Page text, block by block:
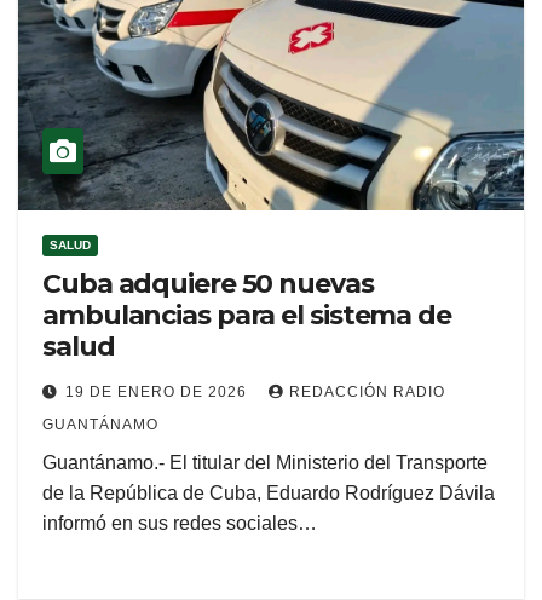
SALUD
Cuba adquiere 50 nuevas
ambulancias para el sistema de
salud
19 DE ENERO DE 2026
REDACCIÓN RADIO
GUANTÁNAMO
Guantánamo.- El titular del Ministerio del Transporte
de la República de Cuba, Eduardo Rodríguez Dávila
informó en sus redes sociales…